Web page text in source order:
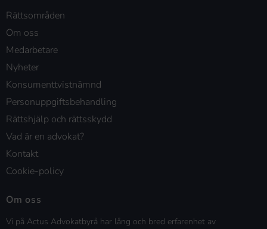
Rättsområden
Om oss
Medarbetare
Nyheter
Konsumenttvistnämnd
Personuppgiftsbehandling
Rättshjälp och rättsskydd
Vad är en advokat?
Kontakt
Cookie-policy
Om oss
Vi på Actus Advokatbyrå har lång och bred erfarenhet av